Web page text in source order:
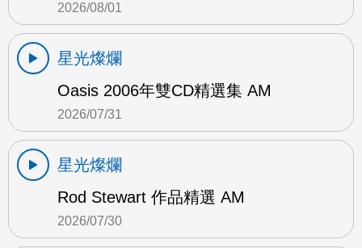
2026/08/01
星光燦爛
Oasis 2006年雙CD精選集 AM
2026/07/31
星光燦爛
Rod Stewart 作品精選 AM
2026/07/30